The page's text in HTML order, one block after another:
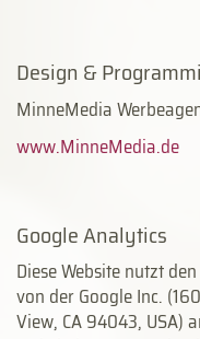
Design &
MinneMedia
www.MinneMedia.de
Google Analytics
Diese Website nutzt
von der Google Inc.
View, CA 94043, USA)